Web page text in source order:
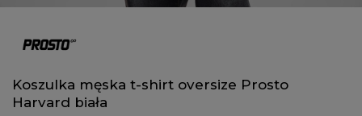
Koszulka męska t-shirt oversize Prosto
Harvard biała